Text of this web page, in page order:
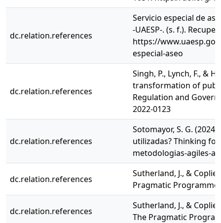
dc.relation.references
Servicio especial de
-UAESP-. (s. f.).
https://
especial-aseo
dc.relation.references
Singh, P., Lynch, F., &
transformation of
Regulation and
2022-0123
dc.relation.references
Sotomayor, S. G.
utilizadas? Thinking
metodologias-agiles-
dc.relation.references
Sutherland, J., &
Pragmatic
dc.relation.references
Sutherland, J., &
The Pragmatic